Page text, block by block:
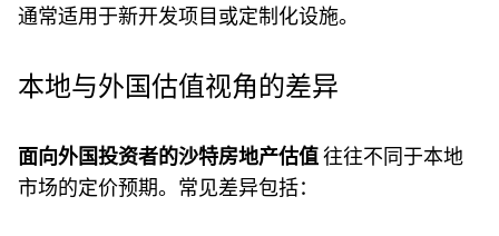
通常适用于新开发项目或定制化设施。
本地与外国估值视角的差异
面向外国投资者的沙特房地产估值往往不同于本地
市场的定价预期。常见差异包括：